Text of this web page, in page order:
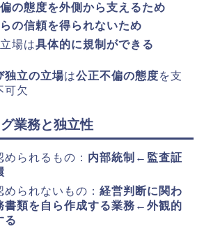
の態度を外側から支えるため
の信頼を得られないため
場は具体的に規制ができる
独立の立場は公正不偏の態度を支
可欠
業務と独立性
られるもの： 内部統制←監査証
られないもの： 経営判断に関わ
書類を自ら作成する業務←外観的
る